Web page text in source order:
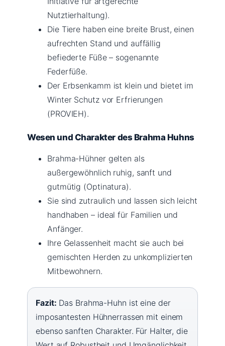
Nutztierhaltung).
Die Tiere haben eine breite Brust, einen
aufrechten Stand und auffällig
befiederte Füße – sogenannte
Federfüße.
Der Erbsenkamm ist klein und bietet im
Winter Schutz vor Erfrierungen
(PROVIEH).
Wesen und Charakter des Brahma Huhns
Brahma-Hühner gelten als
außergewöhnlich ruhig, sanft und
gutmütig (Optinatura).
Sie sind zutraulich und lassen sich leicht
handhaben – ideal für Familien und
Anfänger.
Ihre Gelassenheit macht sie auch bei
gemischten Herden zu unkomplizierten
Mitbewohnern.
Fazit: Das Brahma-Huhn ist eine der
imposantesten Hühnerrassen mit einem
ebenso sanften Charakter. Für Halter, die